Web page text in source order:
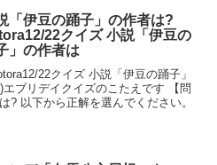
「伊豆の踊子」の作者は?
22クイズ 小説「伊豆の
」の作者は
22クイズ 小説「伊豆の踊子」
ブリデイクイズのこたえです 【問
? 以下から正解を選んでください。